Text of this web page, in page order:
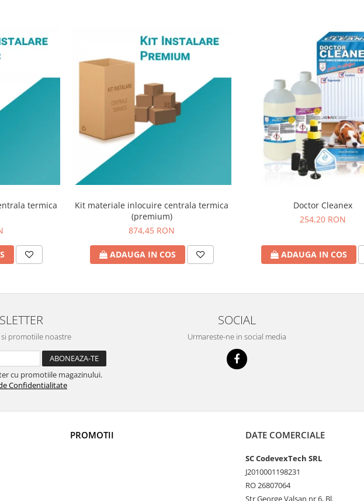
termica
Kit materiale inlocuire centrala termica
(premium)
874,45 RON
ADAUGA IN COS
Doctor Cleanex
254,20 RON
ADAUGA IN COS
promotiile noastre
cu promotiile magazinului.
Confidentialitate
SOCIAL
Urmareste-ne in social media
PROMOTII DATE COMERCIALE
SC CodevexTech SRL
J2010001198231
RO 26807064
Str George Valsan nr 6, Bl.